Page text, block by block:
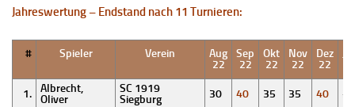
Jahreswertung – Endstand nach 11 Turnieren:
# Spieler Verein
Aug
22
Sep
22
Okt
22
Nov
22
Dez
22
1.
Albrecht,
Oliver
SC 1919
Siegburg
30 40 35 35 40 30